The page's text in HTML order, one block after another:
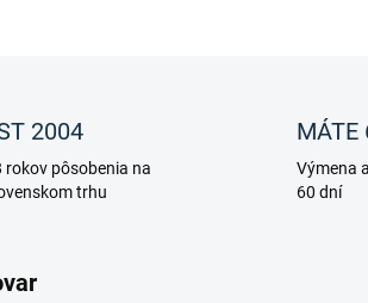
2004
rokov pôsobenia na
trhu
MÁTE
Výmena
60 dní